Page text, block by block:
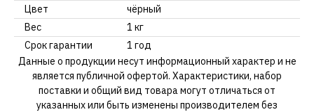
Цвет
чёрный
Вес
1 кг
Срок гарантии
1 год
Данные о продукции несут информационный характер и не
является публичной офертой. Характеристики, набор
поставки и общий вид товара могут отличаться от
указанных или быть изменены производителем без